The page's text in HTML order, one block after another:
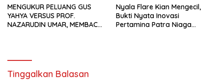
MENGUKUR PELUANG GUS
YAHYA VERSUS PROF.
NAZARUDIN UMAR, MEMBACA
Nyala Flare Kian Mengecil,
Bukti Nyata Inovasi
Pertamina Patra Niaga
Tinggalkan Balasan